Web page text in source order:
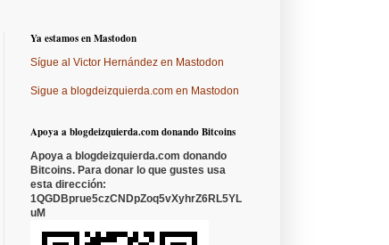
Ya estamos en Mastodon
Sígue al Victor Hernández en Mastodon
Sigue a blogdeizquierda.com en Mastodon
Apoya a blogdeizquierda.com donando Bitcoins
Apoya a blogdeizquierda.com donando
Bitcoins. Para donar lo que gustes usa
esta dirección:
1QGDBprue5czCNDpZoq5vXyhrZ6RL5YL
uM